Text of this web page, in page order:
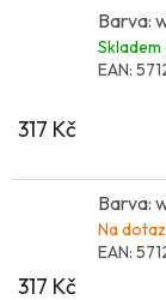
Barva:
Skladem
EAN:
317 Kč
Barva:
Na dotaz
EAN:
317 Kč